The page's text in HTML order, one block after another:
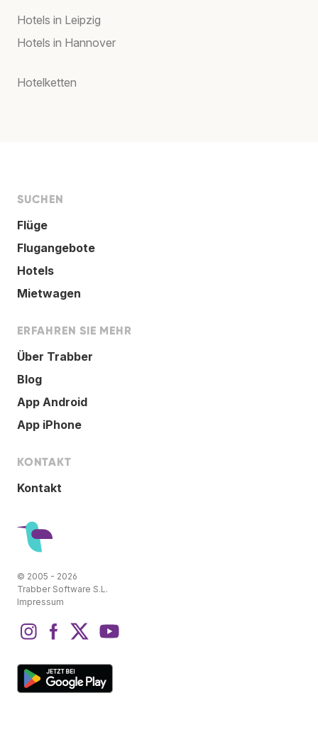
Hotels in Leipzig
Hotels in Hannover
Hotelketten
SUCHEN
Flüge
Flugangebote
Hotels
Mietwagen
ERFAHREN SIE MEHR
Über Trabber
Blog
App Android
App iPhone
KONTAKT
Kontakt
© 2005 - 2026
Trabber Software S.L.
Impressum